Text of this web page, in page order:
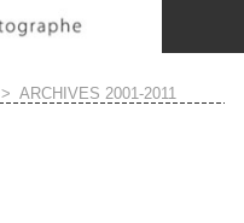
> ARCHIVES 2001-2011